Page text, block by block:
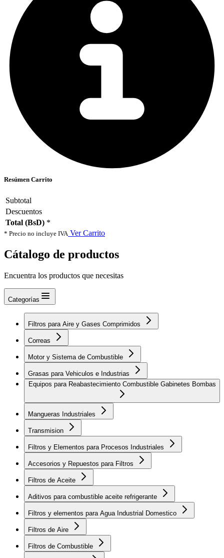
Resúmen Carrito
Subtotal
Descuentos
Total (BsD) *
* Precio no incluye IVA Ver Carrito
Cátalogo de productos
Encuentra los productos que necesitas
Categorías
Filtros para Aire y Gases Comprimidos
Correas
Motor y Sistema de Combustible
Grasas para Vehiculos e Industrias
Equipos para Reabastecimiento Combustible Gabinetes Bombas
Mangueras Industriales
Transmision
Filtros y Elementos para Procesos Industriales
Accesorios y Repuestos para Filtros
Filtros de Aceite
Aditivos para combustible aceite refrigerante
Filtros y elementos para Agua Industrial Domestico
Filtros de Aire
Filtros de Combustible